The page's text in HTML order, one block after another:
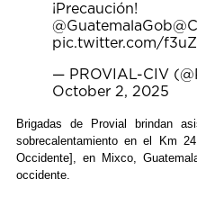
¡Precaución!
@GuatemalaGob
pic.twitter.com/
— PROVIAL-CIV
October 2, 2025
Brigadas de Provial brindan
sobrecalentamiento en el Km
Occidente], en Mixco,
occidente.